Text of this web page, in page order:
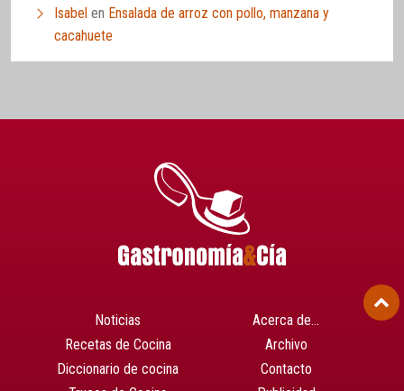
Isabel en Ensalada de arroz con pollo, manzana y
cacahuete
Noticias
Recetas de Cocina
Diccionario de cocina
Acerca de…
Archivo
Contacto